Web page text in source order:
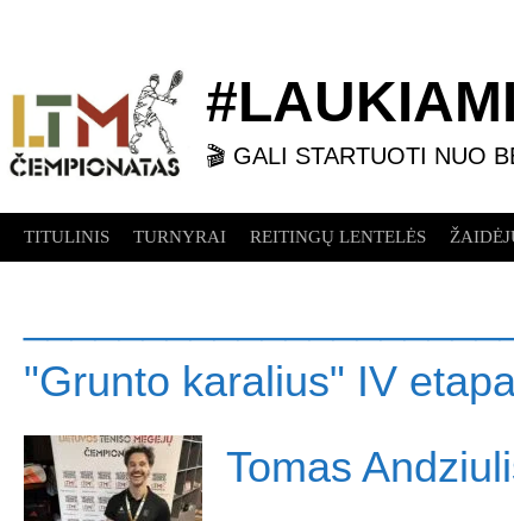
🎬 GALI STARTUOTI NUO
TITULINIS TURNYRAI REITINGŲ LENTELĖS
"Grunto karalius" IV
Tomas